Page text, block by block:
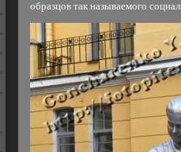
образцов так называемого